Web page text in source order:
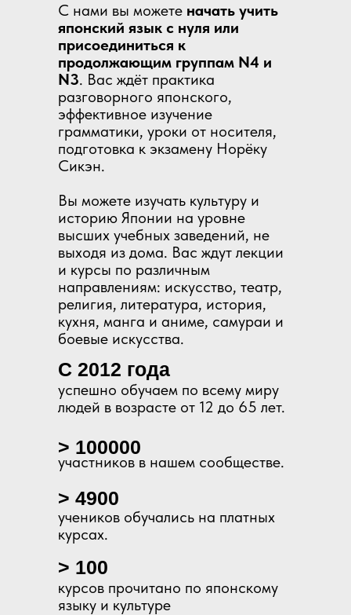
С нами вы можете начать учить
японский язык с нуля или
присоединиться к
продолжающим группам N4 и
N3. Вас ждёт практика
разговорного японского,
эффективное изучение
грамматики, уроки от носителя,
подготовка к экзамену Норёку
Сикэн.
Вы можете изучать культуру и
историю Японии на уровне
высших учебных заведений, не
выходя из дома. Вас ждут лекции
и курсы по различным
направлениям: искусство, театр,
религия, литература, история,
кухня, манга и аниме, самураи и
боевые искусства.
С 2012 года
успешно обучаем по всему миру
людей в возрасте от 12 до 65 лет.
> 100000
> 100
> 4900
участников в нашем сообществе.
учеников обучались на платных
курсах.
курсов прочитано по японскому
языку и культуре